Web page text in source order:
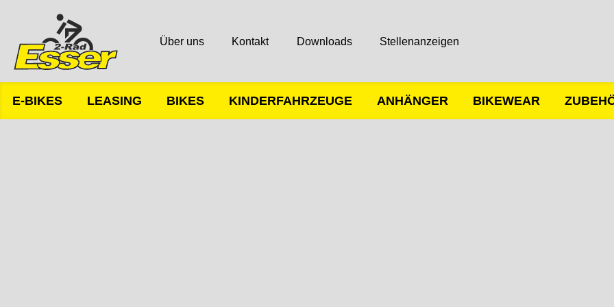
Über uns Kontakt Downloads Stellenanzeigen
E-BIKES LEASING BIKES KINDERFAHRZEUGE ANHÄNGER BIKEWEAR